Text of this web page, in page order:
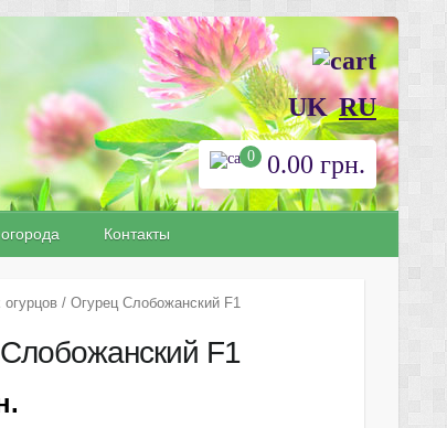
UK RU
0 0.00 грн.
Контакты
/ Огурец Слобожанский F1
F1